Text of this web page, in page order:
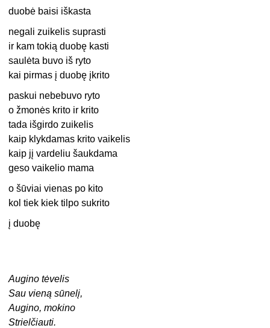
duobė baisi iškasta
negali zuikelis suprasti
ir kam tokią duobę kasti
saulėta buvo iš ryto
kai pirmas į duobę įkrito
paskui nebebuvo ryto
o žmonės krito ir krito
tada išgirdo zuikelis
kaip klykdamas krito vaikelis
kaip jį vardeliu šaukdama
geso vaikelio mama
o šūviai vienas po kito
kol tiek kiek tilpo sukrito
į duobę
Augino tėvelis
Sau vieną sūnelį,
Augino, mokino
Strielčiauti.